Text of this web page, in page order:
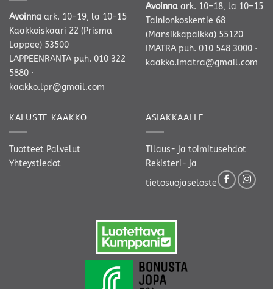
Avoinna ark. 10-19, la 10-15
Kaakkoiskaari 22 (Prisma
Lappee) 53500
LAPPEENRANTA puh. 010 322
5880 ·
kaakko.lpr@gmail.com
Avoinna ark. 10–18, la 10–15
Tainionkoskentie 68
(Mansikkapaikka) 55120
IMATRA puh. 010 548 3000 ·
kaakko.imatra@gmail.com
KALUSTE KAAKKO
Tuotteet Palvelut
Yhteystiedot
ASIAKKAALLE
Tilaus- ja toimitusehdot
Rekisteri- ja
tietosuojaseloste